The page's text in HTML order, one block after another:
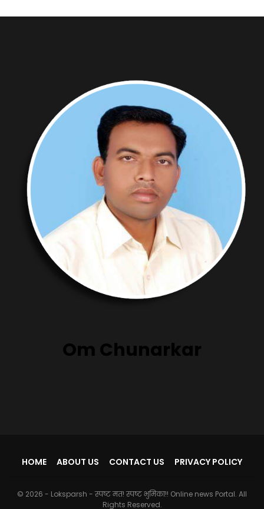
Om Chunarkar
HOME ABOUT US CONTACT US PRIVACY POLICY
© 2026 - Loksparsh - स्पष्ट मत! स्पष्ट भुमिका!! Online news Portal. All
Rights Reserved.